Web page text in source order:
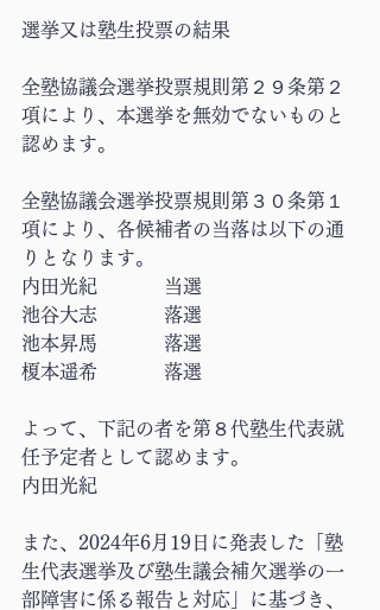
選挙又は塾生投票の結果
全塾協議会選挙投票規則第２９条第２
項により、本選挙を無効でないものと
認めます。
全塾協議会選挙投票規則第３０条第１
項により、各候補者の当落は以下の通
りとなります。
池谷大志		落選
池本昇馬		落選
榎本遥希		落選
よって、下記の者を第８代塾生代表就
任予定者として認めます。
内田光紀
また、2024年6月19日に発表した「塾
生代表選挙及び塾生議会補欠選挙の一
部障害に係る報告と対応」に基づき、